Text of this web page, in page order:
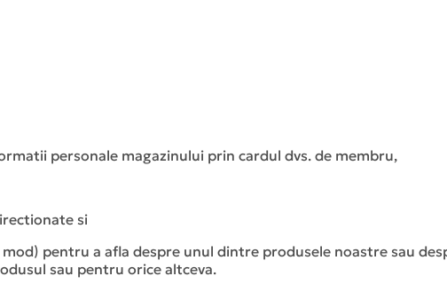
personale magazinului prin cardul dvs. de membru,
si
pentru a afla despre unul dintre produsele noastre sau
sau pentru orice altceva.